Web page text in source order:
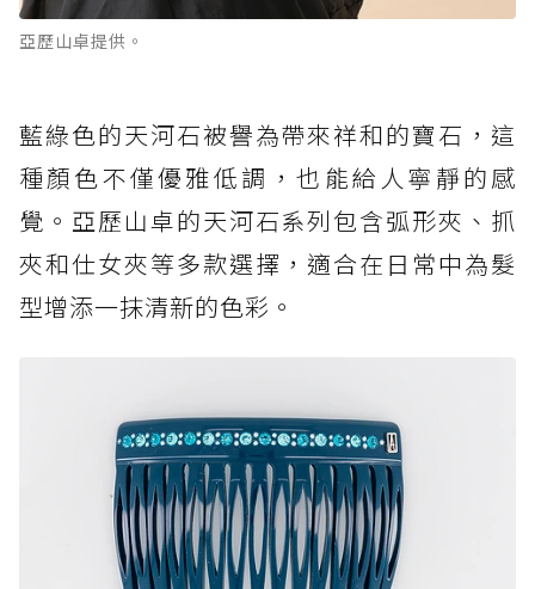
亞歷山卓提供。
藍綠色的天河石被譽為帶來祥和的寶石，這
種顏色不僅優雅低調，也能給人寧靜的感
覺。亞歷山卓的天河石系列包含弧形夾、抓
夾和仕女夾等多款選擇，適合在日常中為髮
型增添一抹清新的色彩。